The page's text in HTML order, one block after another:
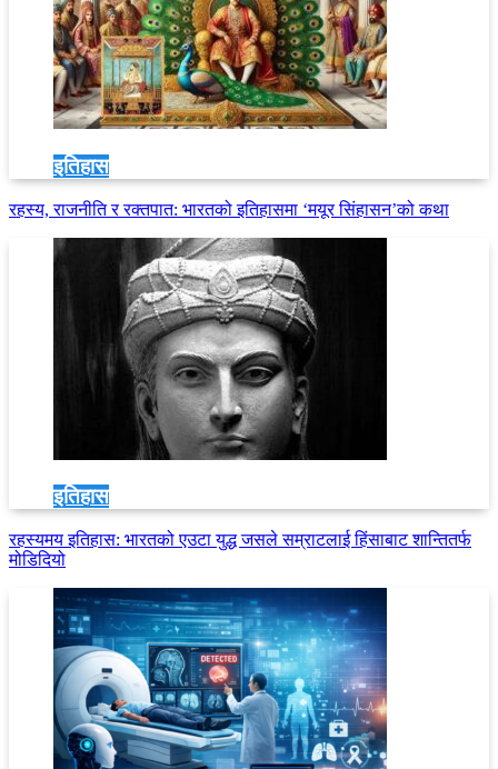
इतिहास
रहस्य, राजनीति र रक्तपात: भारतको इतिहासमा ‘मयूर सिंहासन’को कथा
इतिहास
रहस्यमय इतिहास: भारतको एउटा युद्ध जसले सम्राटलाई हिंसाबाट शान्तितर्फ
मोडिदियो